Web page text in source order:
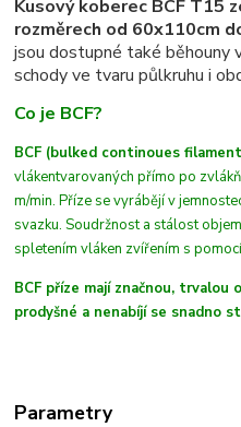
Kusový koberec BCF T15
rozměrech od 60x110cm
jsou dostupné také běhouny
schody ve tvaru půlkruhu i
Co je BCF?
BCF (bulked continoues
vlákentvarovanýchpřímo po
m/min. Příze se vyrábějí v
svazku. Soudržnost a stálost
spletením vláken zvířením s
BCF příze mají značnou, trvalou
prodyšné a nenabíjí se snadno
Parametry